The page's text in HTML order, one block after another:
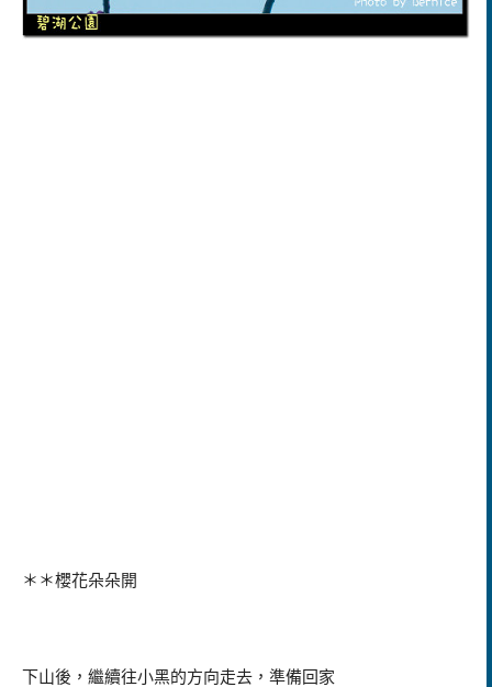
＊＊櫻花朵朵開
下山後，繼續往小黑的方向走去，準備回家